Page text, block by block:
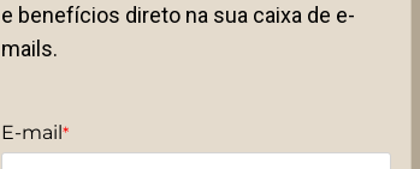
e benefícios direto na sua caixa de e-
mails.
E-mail*